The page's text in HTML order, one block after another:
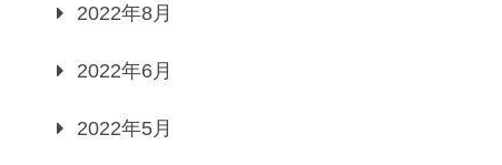
2022年8月
2022年6月
2022年5月